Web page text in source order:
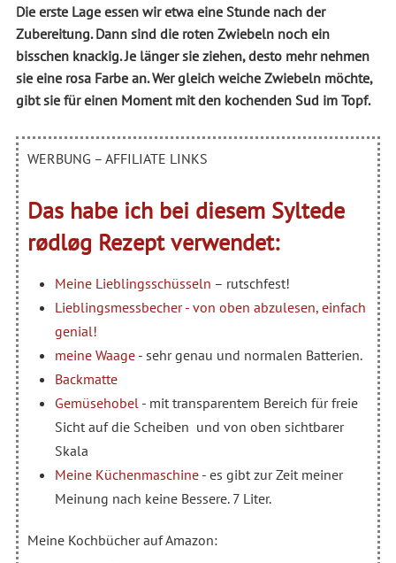
Die erste Lage essen wir etwa eine Stunde nach der
Zubereitung. Dann sind die roten Zwiebeln noch ein
bisschen knackig. Je länger sie ziehen, desto mehr nehmen
sie eine rosa Farbe an. Wer gleich weiche Zwiebeln möchte,
gibt sie für einen Moment mit den kochenden Sud im Topf.
WERBUNG – AFFILIATE LINKS
Das habe ich bei diesem Syltede
rødløg Rezept verwendet:
Meine Lieblingsschüsseln – rutschfest!
Lieblingsmessbecher - von oben abzulesen, einfach
genial!
meine Waage- sehr genau und normalen Batterien.
Backmatte
Gemüsehobel - mit transparentem Bereich für freie
Sicht auf die Scheiben und von oben sichtbarer
Skala
Meine Küchenmaschine- es gibt zur Zeit meiner
Meinung nach keine Bessere. 7 Liter.
Meine Kochbücher auf Amazon: